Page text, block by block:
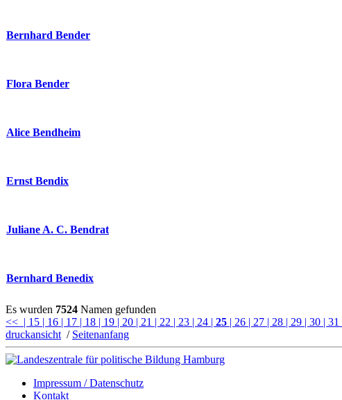
Bernhard Bender
Flora Bender
Alice Bendheim
Ernst Bendix
Juliane A. C. Bendrat
Bernhard Benedix
Es wurden 7524 Namen gefunden
<< | 15 | 16 | 17 | 18 | 19 | 20 | 21 | 22 | 23 | 24 | 25 | 26 | 27 | 28 | 29 | 30 | 31
druckansicht / Seitenanfang
Impressum / Datenschutz
Kontakt